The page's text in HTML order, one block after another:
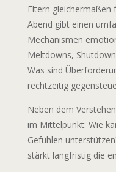
Eltern gleichermaßen
Abend gibt einen
Mechanismen
Meltdowns,
Was sind
rechtzeitig
Neben dem
im Mittelpunkt: Wie
Gefühlen
stärkt langfristig die